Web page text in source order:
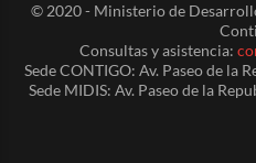
© 2020 - Ministerio de
Consultas y asistencia:
Sede CONTIGO: Av. Paseo de la
Sede MIDIS: Av. Paseo de la